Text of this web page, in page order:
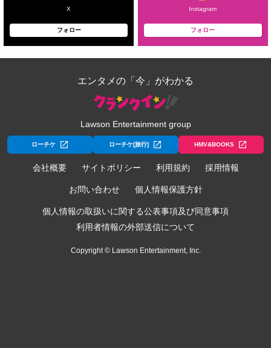
X
フォロー
Instagram
フォロー
エンタメの「今」がわかる
Lawson Entertainment group
ローチケ ローチケ[旅行] HMV&BOOKS
会社概要 サイトポリシー 利用規約 採用情報
お問い合わせ 個人情報保護方針
個人情報の取扱いに関する公表事項及び同意事項
利用者情報の外部送信について
Copyright © Lawson Entertainment, Inc.